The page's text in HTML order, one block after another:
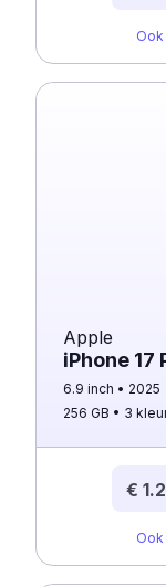
Apple
iPhone 17
6.9 inch
2025
256 GB
3
€